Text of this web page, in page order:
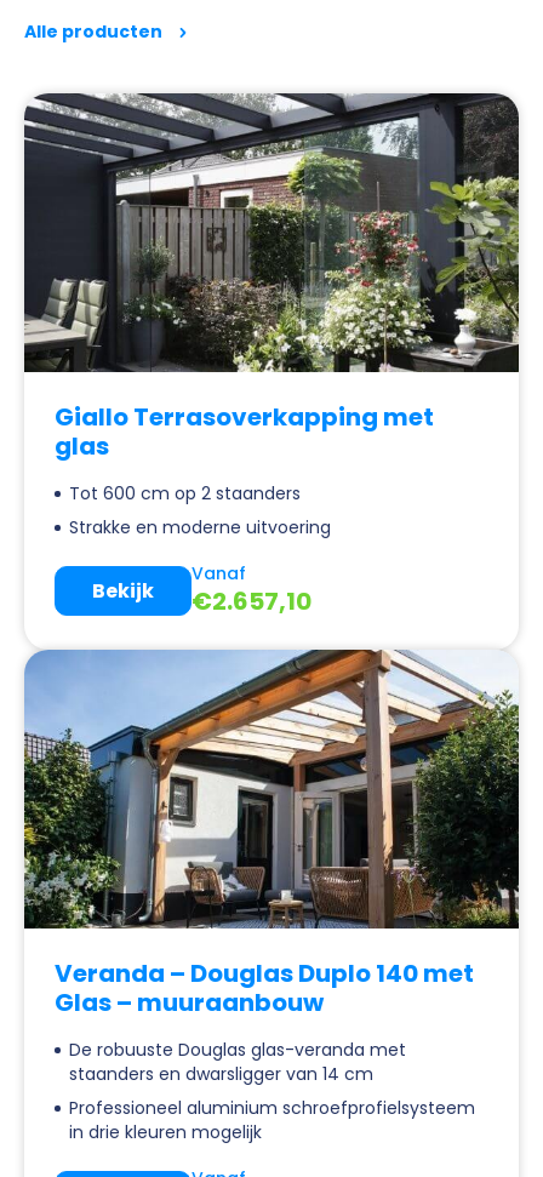
Alle producten
Giallo Terrasoverkapping met
glas
Tot 600 cm op 2 staanders
Strakke en moderne uitvoering
Vanaf
€2.657,10
Bekijk
Veranda – Douglas Duplo 140 met
Glas – muuraanbouw
De robuuste Douglas glas-veranda met
staanders en dwarsligger van 14 cm
Professioneel aluminium schroefprofielsysteem
in drie kleuren mogelijk